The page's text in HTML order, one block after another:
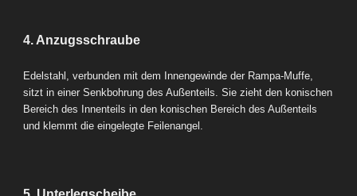
4. Anzugsschraube
Edelstahl, verbunden mit dem Innengewinde der Rampa-Muffe,
sitzt in einer Senkbohrung des Außenteils. Sie zieht den konischen
Bereich des Innenteils in den konischen Bereich des Außenteils
und klemmt die eingelegte Feilenangel.